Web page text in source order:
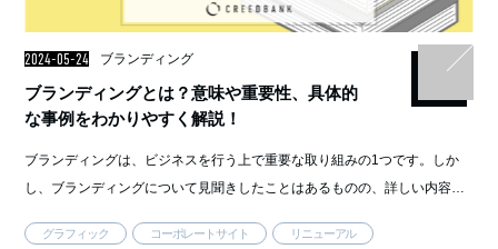
2024-05-24 ブランディング
ブランディングとは？意味や重要性、具体的
な事例をわかりやすく解説！
ブランディングは、ビジネスを行う上で重要な取り組みの1つです。しか
し、ブランディングについて見聞きしたことはあるものの、詳しい内容は
ンディングの意味や取り …..
グラフィック コーポレートサイト リニューアル